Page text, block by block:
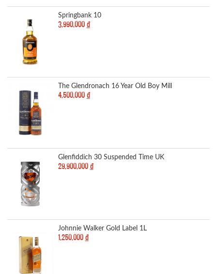
Springbank 10
3,990,000 đ
The Glendronach 16 Year Old Boy Mill
4,500,000 đ
Glenfiddich 30 Suspended Time UK
29,900,000 đ
Johnnie Walker Gold Label 1L
1,250,000 đ